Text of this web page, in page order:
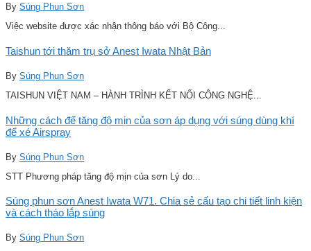
By Súng Phun Sơn
Việc website được xác nhận thông báo với Bộ Công...
Taishun tới thăm trụ sở Anest Iwata Nhật Bản
By Súng Phun Sơn
TAISHUN VIỆT NAM – HÀNH TRÌNH KẾT NỐI CÔNG NGHỆ...
Những cách để tăng độ mịn của sơn áp dụng với súng dùng khí
để xé Airspray
By Súng Phun Sơn
STT Phương pháp tăng độ mịn của sơn Lý do...
Súng phun sơn Anest Iwata W71. Chia sẻ cấu tạo chi tiết linh kiện
và cách tháo lắp súng
By Súng Phun Sơn